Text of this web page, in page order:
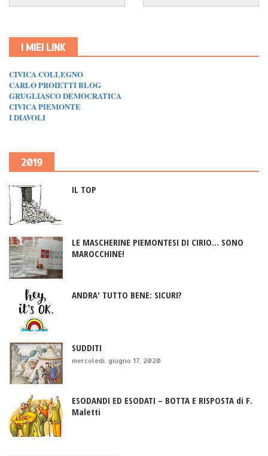
I MIEI LINK
CIVICA COLLEGNO
CARLO PROIETTI BLOG
GRUGLIASCO DEMOCRATICA
CIVICA PIEMONTE
I DIAVOLI
2019
IL TOP
LE MASCHERINE PIEMONTESI DI CIRIO... SONO
MAROCCHINE!
ANDRA' TUTTO BENE: SICURI?
SUDDITI
mercoledì, giugno 17, 2020
ESODANDI ED ESODATI – BOTTA E RISPOSTA di F.
Maletti